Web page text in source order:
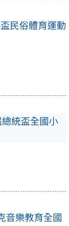
民俗體育運動
總統盃全國小
音樂教育全國